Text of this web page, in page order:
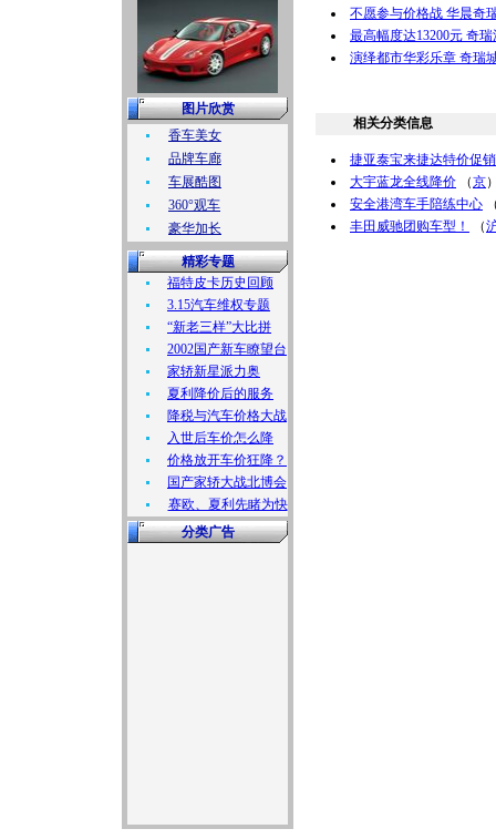
图片欣赏
香车美女
品牌车廊
车展酷图
360°观车
豪华加长
精彩专题
福特皮卡历史回顾
3.15汽车维权专题
“新老三样”大比拼
2002国产新车瞭望台
家轿新星派力奥
夏利降价后的服务
降税与汽车价格大战
入世后车价怎么降
价格放开车价狂降？
国产家轿大战北博会
赛欧、夏利先睹为快
分类广告
不愿参与价格战 华晨奇
最高幅度达13200元 奇
演绎都市华彩乐章 奇瑞
相关分类信息
捷亚泰宝来捷达特价促销
大宇蓝龙全线降价 （京
安全港湾车手陪练中心
丰田威驰团购车型！
（